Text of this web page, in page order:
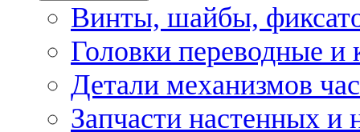
Винты, шайбы,
Головки переводные и
Детали механизмов
Запчасти настенных и